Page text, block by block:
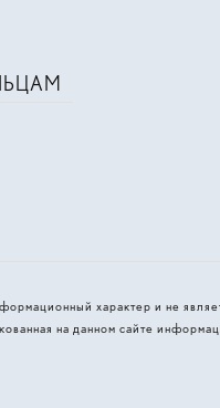
характер и не
на данном сайте